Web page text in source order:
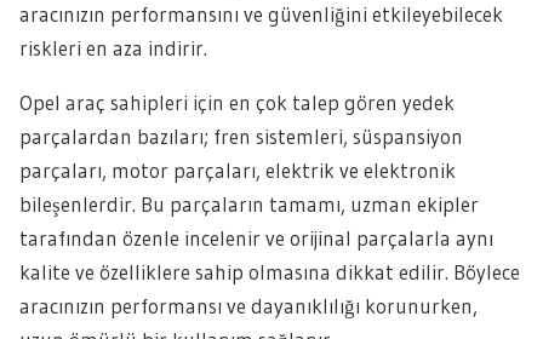
aracınızın performansını ve güvenliğini etkileyebilecek
riskleri en aza indirir.
Opel araç sahipleri için en çok talep gören yedek
parçalardan bazıları; fren sistemleri, süspansiyon
parçaları, motor parçaları, elektrik ve elektronik
bileşenlerdir. Bu parçaların tamamı, uzman ekipler
tarafından özenle incelenir ve orijinal parçalarla aynı
kalite ve özelliklere sahip olmasına dikkat edilir. Böylece
aracınızın performansı ve dayanıklılığı korunurken,